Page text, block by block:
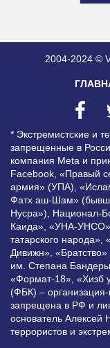
2004-2024 ©
* Экстремистские и
запрещенные в
компания Meta и
Facebook, «Правый
армия» (УПА),
Фатх аш-Шам»
Нусра»), Национал-
Каида», «УНА-
татарского
Дивижн», «Братство»
им. Степана
«Формат-18», «Хизб
(ФБК) – организация-
запрещена в РФ и
основатель Алексей
террористов и